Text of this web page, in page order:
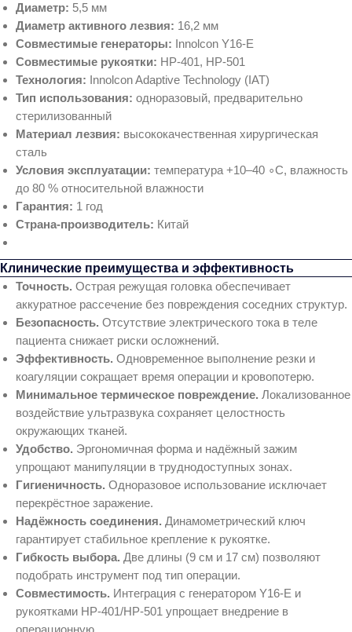
Диаметр: 5,5 мм
Диаметр активного лезвия: 16,2 мм
Совместимые генераторы: Innolcon Y16‑E
Совместимые рукоятки: HP‑401, HP‑501
Технология: Innolcon Adaptive Technology (IAT)
Тип использования: одноразовый, предварительно
стерилизованный
Материал лезвия: высококачественная хирургическая
сталь
Условия эксплуатации: температура +10–40 ∘C, влажность
до 80 % относительной влажности
Гарантия: 1 год
Страна‑производитель: Китай
Клинические преимущества и эффективность
Точность. Острая режущая головка обеспечивает
аккуратное рассечение без повреждения соседних структур.
Безопасность. Отсутствие электрического тока в теле
пациента снижает риски осложнений.
Эффективность. Одновременное выполнение резки и
коагуляции сокращает время операции и кровопотерю.
Минимальное термическое повреждение. Локализованное
воздействие ультразвука сохраняет целостность
окружающих тканей.
Удобство. Эргономичная форма и надёжный зажим
упрощают манипуляции в труднодоступных зонах.
Гигиеничность. Одноразовое использование исключает
перекрёстное заражение.
Надёжность соединения. Динамометрический ключ
гарантирует стабильное крепление к рукоятке.
Гибкость выбора. Две длины (9 см и 17 см) позволяют
подобрать инструмент под тип операции.
Совместимость. Интеграция с генератором Y16‑E и
рукоятками HP‑401/HP‑501 упрощает внедрение в